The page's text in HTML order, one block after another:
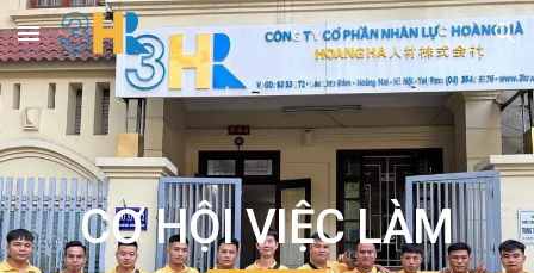
Skip to main content Skip to navigation
CƠ HỘI VIỆC LÀM